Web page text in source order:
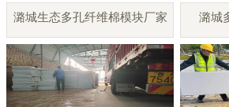
潞城生态多孔纤维棉模块厂家 潞城